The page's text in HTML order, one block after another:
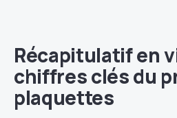
Récapitulatif en
chiffres clés du
plaquettes